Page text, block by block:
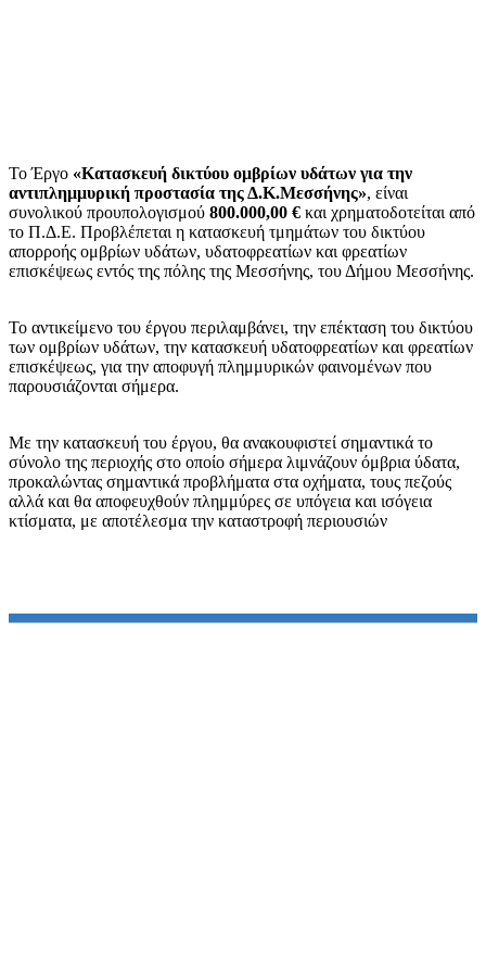
Το Έργο «Κατασκευή δικτύου ομβρίων υδάτων για την
αντιπλημμυρική προστασία της Δ.Κ.Μεσσήνης», είναι
συνολικού προυπολογισμού 800.000,00 € και χρηματοδοτείται από
το Π.Δ.Ε. Προβλέπεται η κατασκευή τμημάτων του δικτύου
απορροής ομβρίων υδάτων, υδατοφρεατίων και φρεατίων
επισκέψεως εντός της πόλης της Μεσσήνης, του Δήμου Μεσσήνης.
Το αντικείμενο του έργου περιλαμβάνει, την επέκταση του δικτύου
των ομβρίων υδάτων, την κατασκευή υδατοφρεατίων και φρεατίων
επισκέψεως, για την αποφυγή πλημμυρικών φαινομένων που
παρουσιάζονται σήμερα.
Με την κατασκευή του έργου, θα ανακουφιστεί σημαντικά το
σύνολο της περιοχής στο οποίο σήμερα λιμνάζουν όμβρια ύδατα,
προκαλώντας σημαντικά προβλήματα στα οχήματα, τους πεζούς
αλλά και θα αποφευχθούν πλημμύρες σε υπόγεια και ισόγεια
κτίσματα, με αποτέλεσμα την καταστροφή περιουσιών